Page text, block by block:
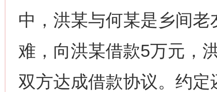
中，洪某与何某是乡间
难，向洪某借款5万元，
双方达成借款协议。约